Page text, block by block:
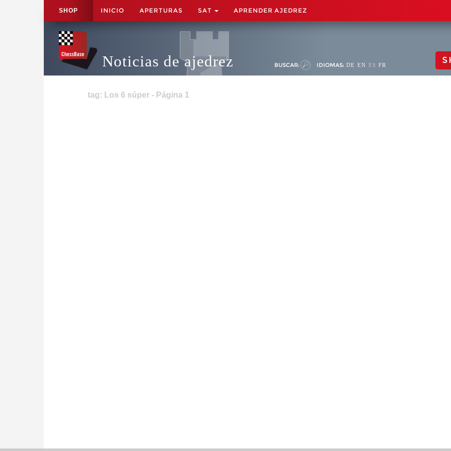
SHOP INICIO APERTURAS SAT APRENDER AJEDREZ
Noticias de ajedrez BUSCAR: IDIOMAS: DE EN ES FR
tag: Los 6 súper - Página 1